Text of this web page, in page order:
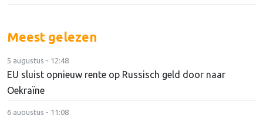
Meest gelezen
5 augustus - 12:48
EU sluist opnieuw rente op Russisch geld door naar
Oekraïne
6 augustus - 11:08